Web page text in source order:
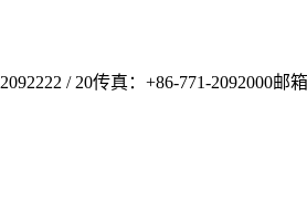
/ 20传真：+86-771-2092000邮